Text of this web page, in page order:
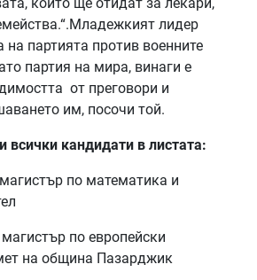
лидер
на партията против военните
партия на мира, винаги е
от преговори и
им, посочи той.
всички кандидати в листата:
по математика и
по европейски
на община Пазарджик